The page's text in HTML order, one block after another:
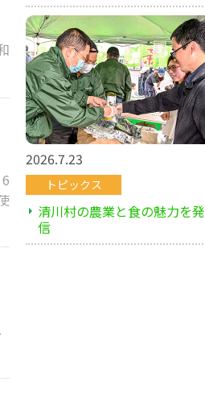
2026.7.23
トピックス
清川村の農業と食の魅力を発
信